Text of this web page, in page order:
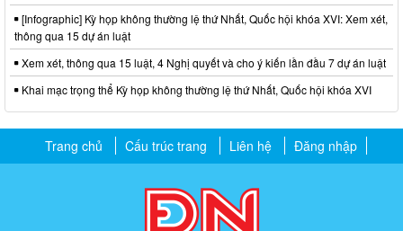
[Infographic] Kỳ họp không thường lệ thứ Nhất, Quốc hội khóa XVI: Xem xét,
thông qua 15 dự án luật
Xem xét, thông qua 15 luật, 4 Nghị quyết và cho ý kiến lần đầu 7 dự án luật
Khai mạc trọng thể Kỳ họp không thường lệ thứ Nhất, Quốc hội khóa XVI
Trang chủ Cấu trúc trang Liên hệ Đăng nhập